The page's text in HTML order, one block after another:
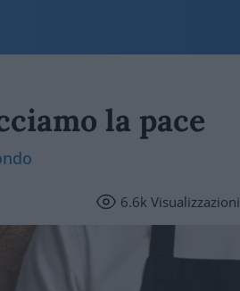
la pace
6.6kVisualizzazioni